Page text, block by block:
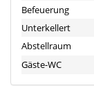
Weitere
befinden sich in
Auch das
Ortsvereine in
Befeuerung
Unterkellert
Abstellraum
Gäste-WC